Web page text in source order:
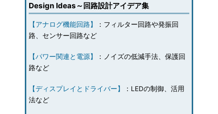
Design Ideas～回路設計アイデア集
【アナログ機能回路】
：フィルター回路や発振回
路、センサー回路など
【パワー関連と電源】
：ノイズの低減手法、保護回
路など
【ディスプレイとドライバー】
：LEDの制御、活用
法など